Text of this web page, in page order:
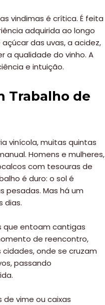
vindimas é crítica. É feita
adquirida ao longo
das uvas, a acidez,
a qualidade do vinho. A
e intuição.
Trabalho de
vinícola, muitas quintas
Homens e mulheres,
com tesouras de
é duro: o sol é
pesadas. Mas há um
dias.
que entoam cantigas
de reencontro,
onde se cruzam
passando
vime ou caixas